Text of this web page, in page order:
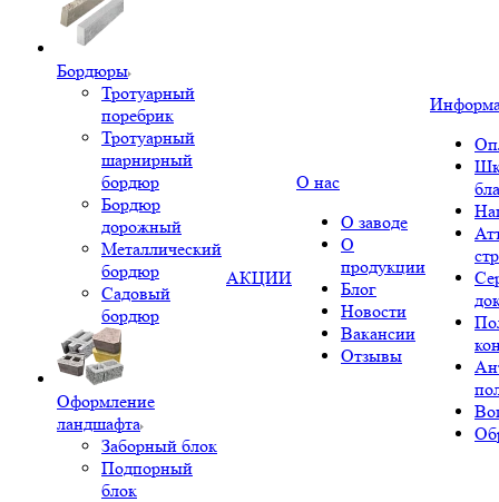
Бордюры
Тротуарный
поребрик
Тротуарный
шарнирный
бордюр
Бордюр
дорожный
Металлический
бордюр
Садовый
бордюр
Оформление
ландшафта
Заборный блок
Подпорный
блок
АКЦИИ
О нас
О заводе
О
продукции
Блог
Новости
Вакансии
Отзывы